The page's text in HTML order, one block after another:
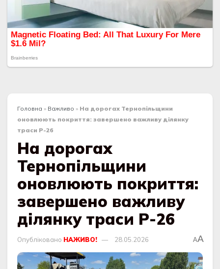
Головна » Важливо » На дорогах Тернопільщини
оновлюють покриття: завершено важливу ділянку
траси Р-26
На дорогах
Тернопільщини
оновлюють покриття:
завершено важливу
ділянку траси Р-26
Опубліковано НАЖИВО! 28.05.2026 AA